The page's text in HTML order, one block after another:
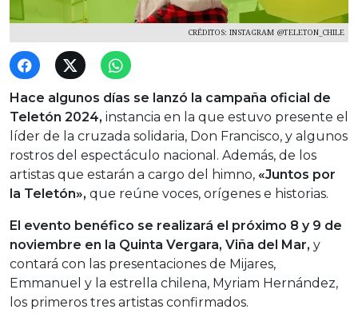
CRÉDITOS: INSTAGRAM @TELETON_CHILE
Hace algunos días se lanzó la campaña oficial de
Teletón 2024, instancia en la que estuvo presente el
líder de la cruzada solidaria, Don Francisco, y algunos
rostros del espectáculo nacional. Además, de los
artistas que estarán a cargo del himno, «Juntos por
la Teletón», que reúne voces, orígenes e historias.
El evento benéfico se realizará el próximo 8 y 9 de
noviembre en la Quinta Vergara, Viña del Mar, y
contará con las presentaciones de Mijares,
Emmanuel y la estrella chilena, Myriam Hernández,
los primeros tres artistas confirmados.